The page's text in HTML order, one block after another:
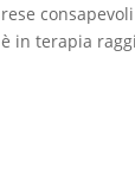
rese
è in terapia